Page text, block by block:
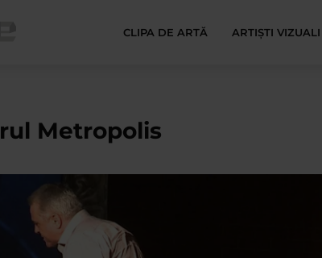
CLIPA DE ARTĂ ARTIȘTI VIZUALI
Metropolis